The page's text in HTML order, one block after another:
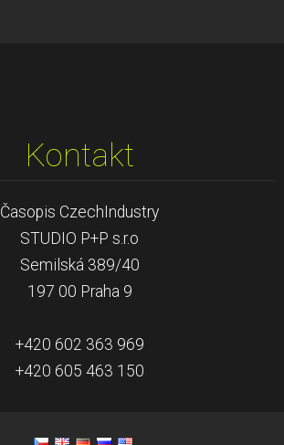
Kontakt
Časopis CzechIndustry
STUDIO P+P s.r.o
Semilská 389/40
197 00 Praha 9
+420 602 363 969
+420 605 463 150